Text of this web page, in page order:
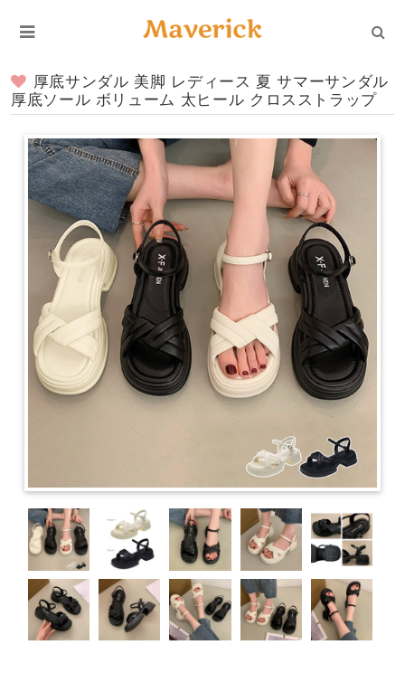
厚底サンダル 美脚 レディース 夏 サマーサンダル
厚底ソール ボリューム 太ヒール クロスストラップ